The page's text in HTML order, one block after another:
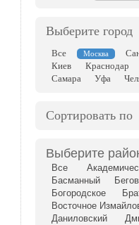
Выберите город
Все Москва
Киев
Краснодар
Самара
Уфа
Сортировать по
Выберите
Все
Басманный
Богородское
Восточное
Даниловский